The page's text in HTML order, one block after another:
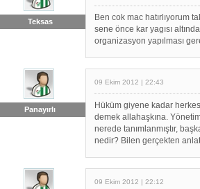
Teksas
Ben cok mac hatırlıyorum
sene önce kar yagısı
organizasyon yapılması
Panayırlı
09 Ekim 2012 | 22:43
Hüküm giyene kadar
demek allahaşkına.
nerede tanımlanmıştır,
nedir? Bilen gerçekten
09 Ekim 2012 | 22:12